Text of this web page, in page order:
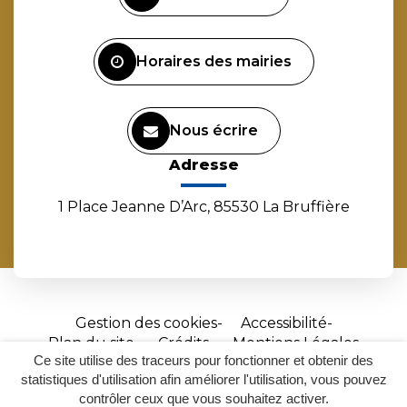
Ce site utilise des traceurs pour fonctionner et obtenir des
statistiques d'utilisation afin améliorer l'utilisation, vous pouvez
contrôler ceux que vous souhaitez activer.
comptecomptecompte
chaîne
Horaires des mairies
Nous écrire
Adresse
1 Place Jeanne D’Arc, 85530 La Bruffière
Gestion des cookies
Accessibilité
Plan du site
Crédits
Mentions Légales
Site
réalisé